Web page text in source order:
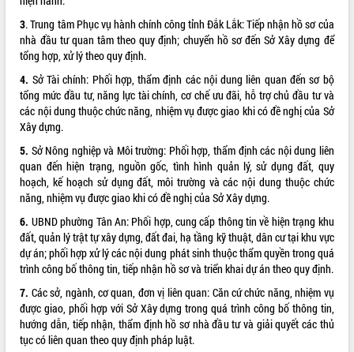
Hòn Yến phát triển du lịch gắn với bảo
tồn biển
Lấy ý kiến điều chỉnh Quy hoạch tỉnh
Đắk Lắk thời kỳ 2021-2030, tầm nhìn
đến năm 2050
Phát động chiến dịch 30 ngày đêm
giải phóng mặt bằng Tuyến đường bộ
ven biển
Đắk Lắk nỗ lực thúc đẩy tăng trưởng
kinh tế từ 10% trở lên trong Quý
II/2026
Đắk Lắk ký kết thỏa thuận hợp tác về
với Tập đoàn Bưu chính Viễn thông
Việt Nam
Thứ trưởng Bộ Y tế làm việc với tỉnh
Đắk Lắk về phát triển nhân lực y tế
cho trạm y tế cấp xã
Du lịch Đắk Lắk nâng tầm trải nghiệm
du khách thông qua Hệ thống cơ sở dữ
liệu và Bản đồ số
3. Trung tâm Phục vụ hành chính công tỉnh Đắk Lắk: Tiếp nhận hồ sơ của
nhà đầu tư quan tâm theo quy định; chuyển hồ sơ đến Sở Xây dựng để
tổng hợp, xử lý theo quy định.
4. Sở Tài chính: Phối hợp, thẩm định các nội dung liên quan đến sơ bộ
tổng mức đầu tư, năng lực tài chính, cơ chế ưu đãi, hỗ trợ chủ đầu tư và
các nội dung thuộc chức năng, nhiệm vụ được giao khi có đề nghị của Sở
Xây dựng.
5. Sở Nông nghiệp và Môi trường: Phối hợp, thẩm định các nội dung liên
quan đến hiện trạng, nguồn gốc, tình hình quản lý, sử dụng đất, quy
hoạch, kế hoạch sử dụng đất, môi trường và các nội dung thuộc chức
năng, nhiệm vụ được giao khi có đề nghị của Sở Xây dựng.
6. UBND phường Tân An: Phối hợp, cung cấp thông tin về hiện trạng khu
đất, quản lý trật tự xây dựng, đất đai, hạ tầng kỹ thuật, dân cư tại khu vực
dự án; phối hợp xử lý các nội dung phát sinh thuộc thẩm quyền trong quá
trình công bố thông tin, tiếp nhận hồ sơ và triển khai dự án theo quy định.
7. Các sở, ngành, cơ quan, đơn vị liên quan: Căn cứ chức năng, nhiệm vụ
được giao, phối hợp với Sở Xây dựng trong quá trình công bố thông tin,
hướng dẫn, tiếp nhận, thẩm định hồ sơ nhà đầu tư và giải quyết các thủ
tục có liên quan theo quy định pháp luật.